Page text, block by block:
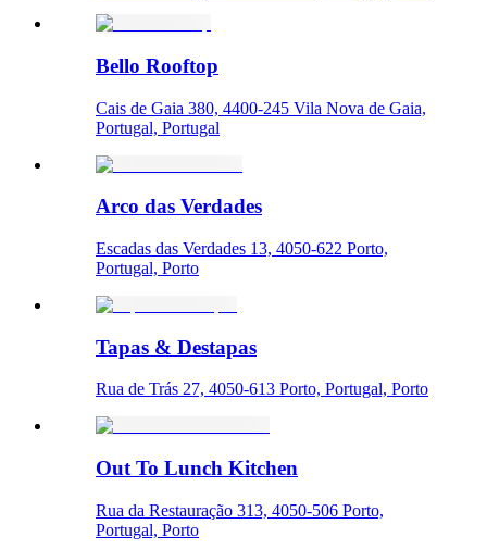
Bello Rooftop
Cais de Gaia 380, 4400-245 Vila Nova de Gaia,
Portugal, Portugal
Arco das Verdades
Escadas das Verdades 13, 4050-622 Porto,
Portugal, Porto
Tapas & Destapas
Rua de Trás 27, 4050-613 Porto, Portugal, Porto
Out To Lunch Kitchen
Rua da Restauração 313, 4050-506 Porto,
Portugal, Porto